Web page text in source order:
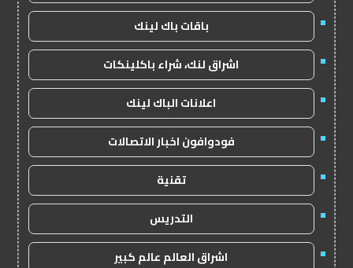
باقات باك لينك
اشراق لنك، شراء باكلينكات
اعلانات الباك لينك
فودوافون اخبار الاتصالات
تقنية
التدريس
اشراق العالم عالم كبير